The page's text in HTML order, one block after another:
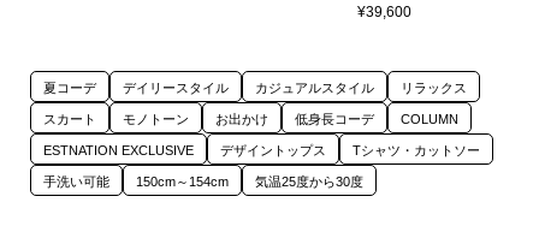
¥39,600
夏コーデ デイリースタイル カジュアルスタイル リラックス
スカート モノトーン お出かけ 低身長コーデ COLUMN
ESTNATION EXCLUSIVE デザイントップス Tシャツ・カットソー
手洗い可能 150cm～154cm 気温25度から30度